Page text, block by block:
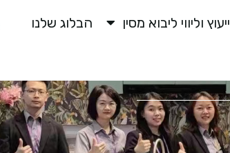
ייעוץ וליווי ליבוא מסין
הבלוג שלנו